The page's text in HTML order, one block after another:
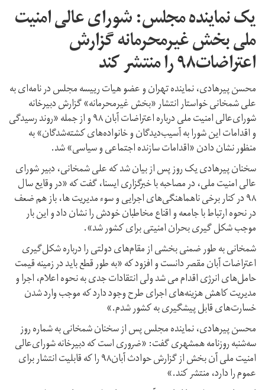
یک نماینده مجلس: شورای عالی امنیت
ملی بخش غیرمحرمانه گزارش
اعتراضات۹۸ را منتشر کند
محسن پیرهادی، ‌نماینده تهران و عضو هیات رییسه مجلس در نامه‌ای به
علی شمخانی خواستار انتشار «بخش غیرمحرمانه» گزارش دبیرخانه
شورای‌عالی امنیت ملی درباره اعتراضات آبان ۹۸ و از جمله «روند رسیدگی
و اقدامات این شورا به آسیب‌دیدگان و خانواده‌های کشته‌شدگان» به
منظور نشان دادن «اقدامات سازنده اجتماعی و سیاسی» شد.
سخنان پیرهادی یک روز پس از بیان شد که علی شمخانی، دبیر شورای
عالی امنیت ملی، در مصاحبه با خبرگزاری ایسنا، گفت که «در وقایع سال
۹۸ در کنار برخی ناهماهنگی‌های اجرایی و سوء مدیریت ها، باز هم ضعف
در نحوه ارتباط با جامعه و اقناع مخاطبان خودش را نشان داد و این بار
موجب شکل گیری بحران امنیتی برای کشور شد».
شمخانی به طور ضمنی بخشی از مقام‌های دولتی را درباره شکل‌گیری
اعتراضات آبان مقصر دانست و افزود که «به طور قطع باید در زمینه قیمت
حامل‌های انرژی اقدام می شد ولی انتقادات جدی به نحوه اعلام، اجرا و
مدیریت کاهش هزینه‌های اجرای طرح وجود دارد که موجب وارد شدن
خسارت‌های قابل پیشگیری به کشور شدم.»
محسن پیرهادی، نماینده مجلس پس از سخنان شمخانی به شماره روز
سه‌شنبه روزنامه همشهری گفت: «ضروری است که دبیرخانه شورای‌عالی
امنیت ملی آن بخش از گزارش حوادث آبان۹۸ را که قابلیت انتشار برای
عموم را دارد، منتشر کند.»